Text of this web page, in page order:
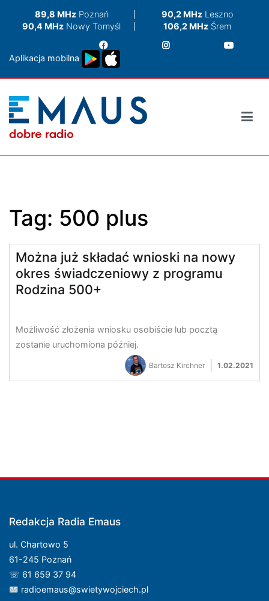
89,8 MHzPoznań 90,2 MHzLeszno
90,4 MHz Nowy Tomyśl 106,2 MHz Śrem
Aplikacja mobilna
Tag: 500 plus
Można już składać wnioski na nowy
okres świadczeniowy z programu
Rodzina 500+
Możliwość złożenia wniosku osobiście lub pocztą
zostanie uruchomiona później.
Bartosz Kirchner 1.02.2021
Redakcja Radia Emaus
ul. Chartowo 5
61-245 Poznań
☏ 61 659 37 94
radioemaus@swietywojciech.pl